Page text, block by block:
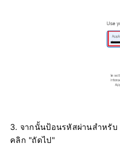
3. จากนั้นป้อนรหัสผ่านสำหรั
คลิก "ถัดไป"